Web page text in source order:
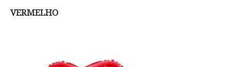
VERMELHO